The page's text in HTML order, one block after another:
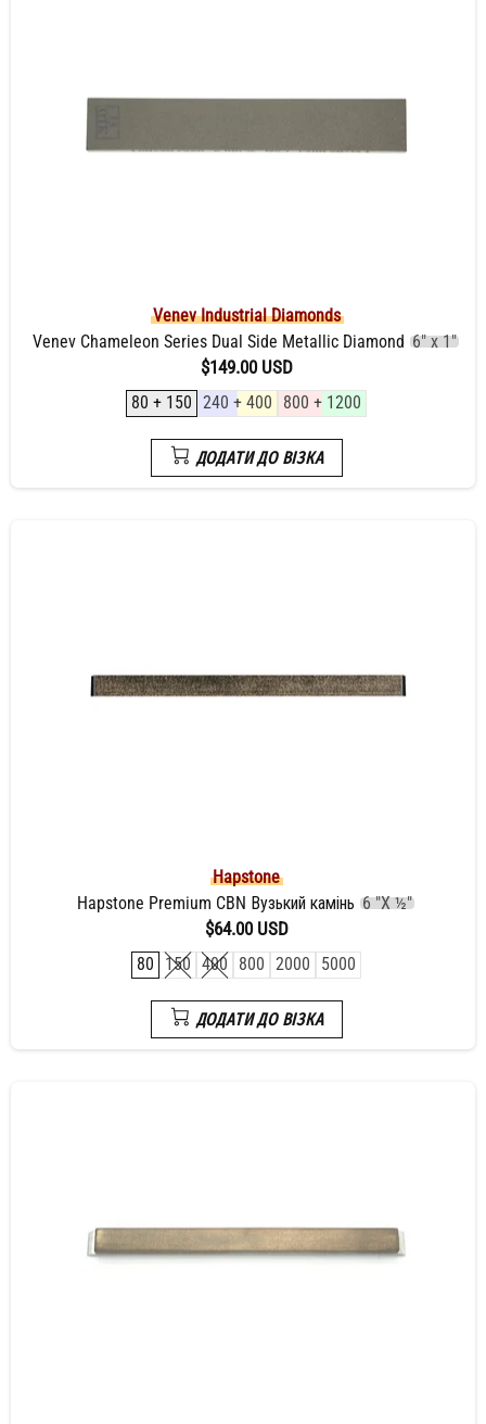
Venev Industrial Diamonds
Venev Chameleon Series Dual Side Metallic Diamond 6" x 1"
$149.00 USD
80 + 150 240 + 400 800 + 1200
ДОДАТИ ДО ВІЗКА
Hapstone
Hapstone Premium CBN Вузький камінь 6 "X ½"
$64.00 USD
80 150 400 800 2000 5000
ДОДАТИ ДО ВІЗКА